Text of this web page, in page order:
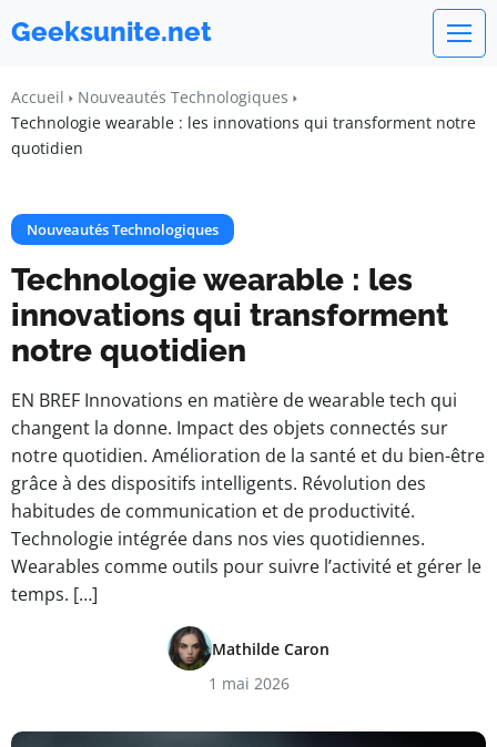
Geeksunite.net
Accueil
Nouveautés Technologiques
Technologie wearable : les innovations qui transforment notre
quotidien
Nouveautés Technologiques
Technologie wearable : les
innovations qui transforment
notre quotidien
EN BREF Innovations en matière de wearable tech qui
changent la donne. Impact des objets connectés sur
notre quotidien. Amélioration de la santé et du bien-être
grâce à des dispositifs intelligents. Révolution des
habitudes de communication et de productivité.
Technologie intégrée dans nos vies quotidiennes.
Wearables comme outils pour suivre l’activité et gérer le
temps. […]
Mathilde Caron
1 mai 2026